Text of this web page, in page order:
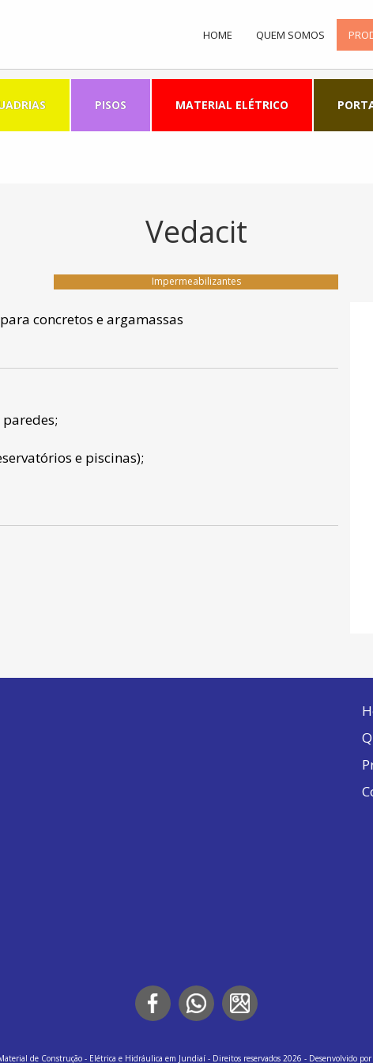
HOME QUEM SOMOS
PISOS MATERIAL ELÉTRICO
Vedacit
Impermeabilizantes
concretos e argamassas
e piscinas);
de Construção - Elétrica e Hidráulica em Jundiaí - Direitos reservados 2026 - Desenvolvido por